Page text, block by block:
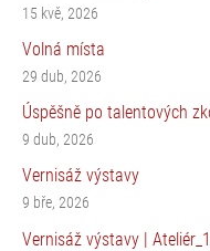
15 kvě, 2026
Volná místa
29 dub, 2026
Úspěšně po talentových
9 dub, 2026
Vernisáž výstavy
9 bře, 2026
Vernisáž výstavy |